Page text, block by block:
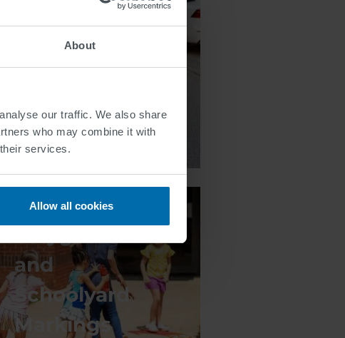
About
our traffic. We also share
who may combine it with
services.
Allow all cookies
and
Schoolyard
Markings